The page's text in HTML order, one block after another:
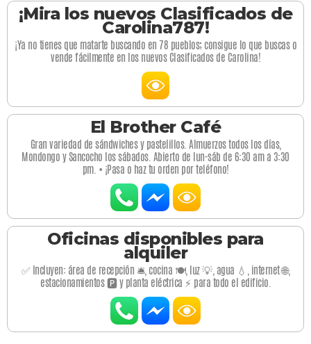
¡Mira los nuevos Clasificados de
Carolina787!
¡Ya no tienes que matarte buscando en 78 pueblos; consigue lo que buscas o
vende fácilmente en los nuevos Clasificados de Carolina!
El Brother Café
Gran variedad de sándwiches y pastelillos. Almuerzos todos los días,
Mondongo y Sancocho los sábados. Abierto de lun-sáb de 6:30 am a 3:30
pm. • ¡Pasa o haz tu orden por teléfono!
Oficinas disponibles para
alquiler
✅ Incluyen: área de recepción 🛎️, cocina 🍽️, luz 💡, agua 💧, internet 🌐,
estacionamientos 🅿️ y planta eléctrica ⚡ para todo el edificio.